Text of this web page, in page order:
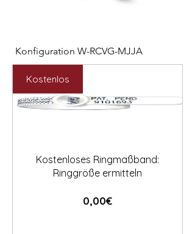
Konfiguration W-RCVG-MJJA
Price
2.531,00€
Price
Kostenlos
Kostenloses Ringmaßband:
Ringgröße ermitteln
0,00€Price